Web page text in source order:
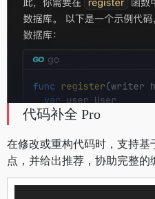
代码补全 Pro
在修改或重构代码时，支持基
点，并给出推荐，协助完整的